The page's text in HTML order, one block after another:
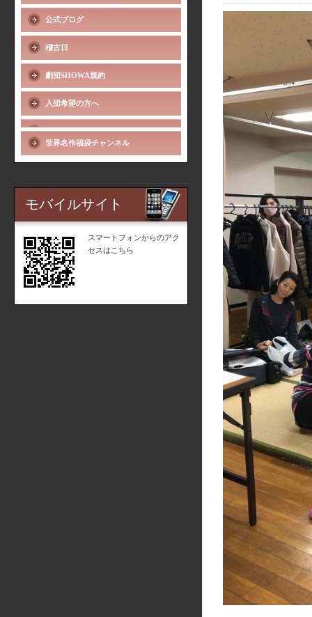
公式ブログ
稽古日
劇団SHOWA規約
入団希望の方へ
世界名作福袋チャンネル
モバイルサイト
スマートフォンからのアク
セスはこちら